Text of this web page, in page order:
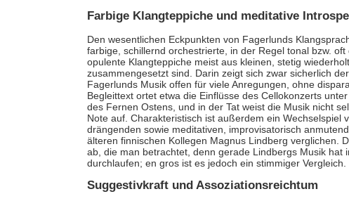
Farbige Klangteppiche und meditative
Den wesentlichen Eckpunkten von Fagerlunds
farbige, schillernd orchestrierte, in der Regel tonal bzw.
opulente Klangteppiche meist aus kleinen, stetig
zusammengesetzt sind. Darin zeigt sich zwar sicherlich
Fagerlunds Musik offen für viele Anregungen, ohne
Begleittext ortet etwa die Einflüsse des Cellokonzerts
des Fernen Ostens, und in der Tat weist die Musik nicht
Note auf. Charakteristisch ist außerdem ein Wechselspiel
drängenden sowie meditativen, improvisatorisch
älteren finnischen Kollegen Magnus Lindberg verglichen.
ab, die man betrachtet, denn gerade Lindbergs Musik hat
durchlaufen; en gros ist es jedoch ein stimmiger Vergleich.
Suggestivkraft und Assoziationsreichtum